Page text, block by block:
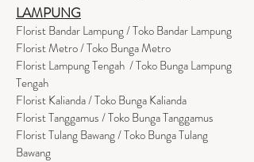
LAMPUNG
Florist Bandar Lampung / Toko Bandar Lampung
Florist Metro / Toko Bunga Metro
Florist Lampung Tengah / Toko Bunga Lampung
Tengah
Florist Kalianda / Toko Bunga Kalianda
Florist Tanggamus / Toko Bunga Tanggamus
Florist Tulang Bawang / Toko Bunga Tulang
Bawang